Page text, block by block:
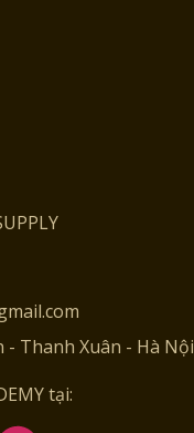
- Thanh Xuân - Hà Nội
tại: